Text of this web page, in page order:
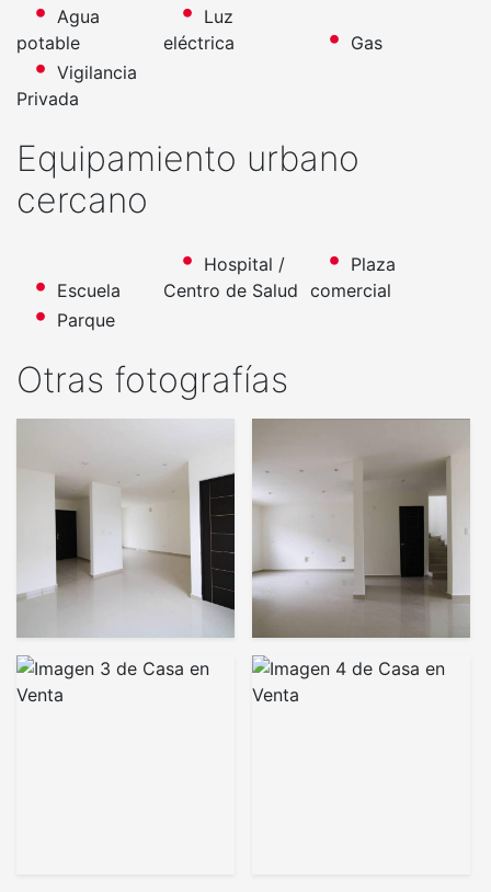
Agua
potable
Luz
eléctrica
Gas
Vigilancia
Privada
Equipamiento urbano
cercano
Escuela
Hospital /
Centro de Salud
Plaza
comercial
Parque
Otras fotografías